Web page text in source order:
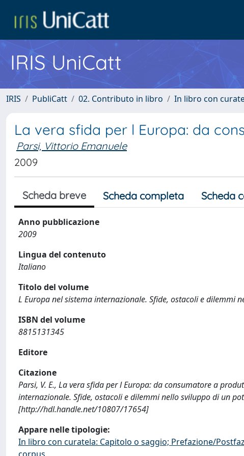
IRIS UniCatt
IRIS PubliCatt 02. Contributo in libro In libro con
La vera sfida per l Europa: da
Parsi, Vittorio Emanuele
2009
Scheda breve Scheda completa Scheda
Anno pubblicazione
2009
Lingua del contenuto
Italiano
Titolo del volume
L Europa nel sistema internazionale. Sfide, ostacoli e dilemmi
ISBN del volume
8815131345
Editore
Citazione
Parsi, V. E., La vera sfida per l Europa: da consumatore a
internazionale. Sfide, ostacoli e dilemmi nello sviluppo di un
[http://hdl.handle.net/10807/17654]
Appare nelle tipologie:
In libro con curatela: Capitolo o saggio; Prefazione/